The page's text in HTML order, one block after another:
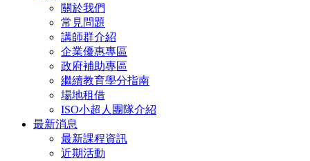
關於我們
常見問題
講師群介紹
企業優惠專區
政府補助專區
繼續教育學分指南
場地租借
ISO小超人團隊介紹
最新消息
最新課程資訊
近期活動